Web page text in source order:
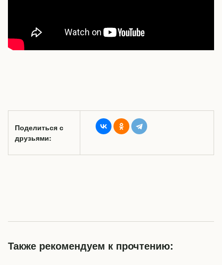
Поделиться с
друзьями:
Также рекомендуем к прочтению: